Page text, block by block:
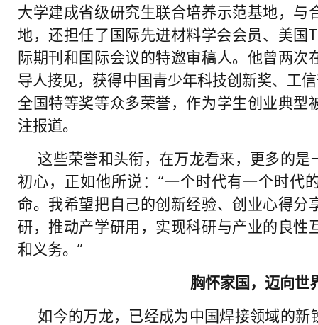
大学建成省级研究生联合培养示范基地，与
地，还担任了国际先进材料学会会员、美国
际期刊和国际会议的特邀审稿人。他曾两次
导人接见，获得中国青少年科技创新奖、工
全国特等奖等众多荣誉，作为学生创业典型
注报道。
这些荣誉和头衔，在万龙看来，更多的
初心，正如他所说：“一个时代有一个时代
命。我希望把自己的创新经验、创业心得分
研，推动产学研用，实现科研与产业的良性
和义务。”
胸怀家国，迈向世
如今的万龙，已经成为中国焊接领域的